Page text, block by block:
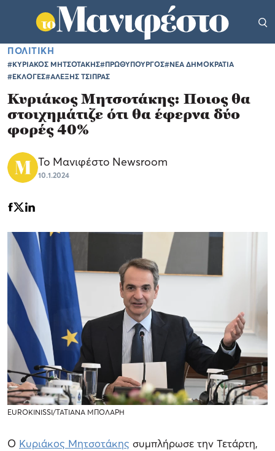
ΠΟΛΙΤΙΚΗ
#ΚΥΡΙΑΚΟΣ ΜΗΤΣΟΤΑΚΗΣ#ΠΡΩΘΥΠΟΥΡΓΟΣ#ΝΕΑ ΔΗΜΟΚΡΑΤΙΑ
#ΕΚΛΟΓΕΣ#ΑΛΕΞΗΣ ΤΣΙΠΡΑΣ
Κυριάκος Μητσοτάκης: Ποιος θα
στοιχημάτιζε ότι θα έφερνα δύο
φορές 40%
Το Μανιφέστο Newsroom
10.1.2024
EUROKINISSI/ΤΑΤΙΑΝΑ ΜΠΟΛΑΡΗ
Ο Κυριάκος Μητσοτάκης συμπλήρωσε την Τετάρτη,